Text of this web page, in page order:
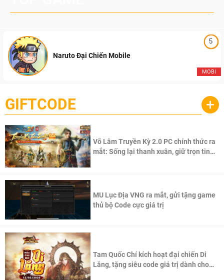
5
MOBI
Naruto Đại Chiến Mobile
GIFTCODE +
Võ Lâm Truyền Kỳ 2.0 PC chính thức ra
mắt: Sống lại thanh xuân, giữ trọn tinh
MU Lục Địa VNG ra mắt, gửi tặng game
thủ bộ Code cực giá trị
Tam Quốc Chí kích hoạt đại chiến Di
Lăng, tặng siêu code giá trị dành cho